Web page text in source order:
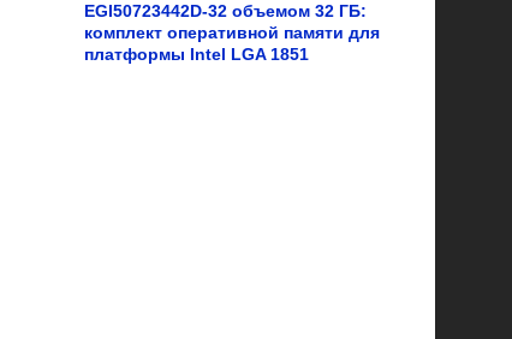
EGI50723442D-32 объемом 32 ГБ:
комплект оперативной памяти для
платформы Intel LGA 1851